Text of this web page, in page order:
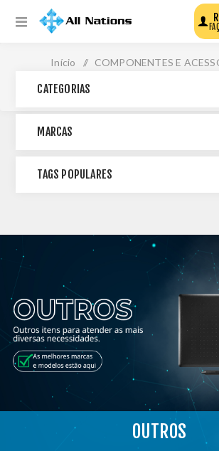
Início / COMPONENTES E
OUTROS
CATEGORIAS
MARCAS
TAGS POPULARES